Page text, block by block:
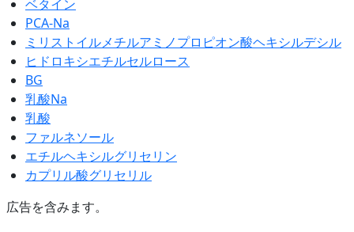
ベタイン
PCA-Na
ミリストイルメチルアミノプロピオン酸ヘキシルデシル
ヒドロキシエチルセルロース
BG
乳酸Na
乳酸
ファルネソール
エチルヘキシルグリセリン
カプリル酸グリセリル
広告を含みます。